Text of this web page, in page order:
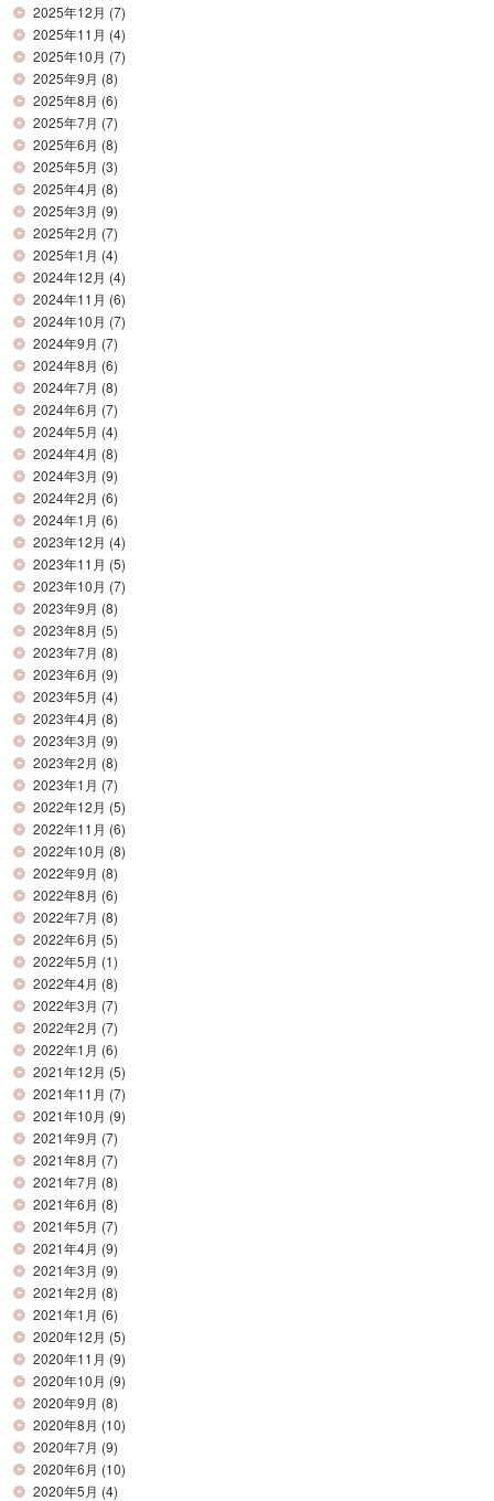
2025年12月 (7)
2025年11月 (4)
2025年10月 (7)
2025年9月 (8)
2025年8月 (6)
2025年7月 (7)
2025年6月 (8)
2025年5月 (3)
2025年4月 (8)
2025年3月 (9)
2025年2月 (7)
2025年1月 (4)
2024年12月 (4)
2024年11月 (6)
2024年10月 (7)
2024年9月 (7)
2024年8月 (6)
2024年7月 (8)
2024年6月 (7)
2024年5月 (4)
2024年4月 (8)
2024年3月 (9)
2024年2月 (6)
2024年1月 (6)
2023年12月 (4)
2023年11月 (5)
2023年10月 (7)
2023年9月 (8)
2023年8月 (5)
2023年7月 (8)
2023年6月 (9)
2023年5月 (4)
2023年4月 (8)
2023年3月 (9)
2023年2月 (8)
2023年1月 (7)
2022年12月 (5)
2022年11月 (6)
2022年10月 (8)
2022年9月 (8)
2022年8月 (6)
2022年7月 (8)
2022年6月 (5)
2022年5月 (1)
2022年4月 (8)
2022年3月 (7)
2022年2月 (7)
2022年1月 (6)
2021年12月 (5)
2021年11月 (7)
2021年10月 (9)
2021年9月 (7)
2021年8月 (7)
2021年7月 (8)
2021年6月 (8)
2021年5月 (7)
2021年4月 (9)
2021年3月 (9)
2021年2月 (8)
2021年1月 (6)
2020年12月 (5)
2020年11月 (9)
2020年10月 (9)
2020年9月 (8)
2020年8月 (10)
2020年7月 (9)
2020年6月 (10)
2020年5月 (4)